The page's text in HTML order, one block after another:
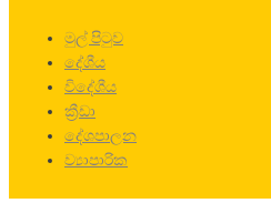
මුල් පිටුව
දේශීය
විදේශීය
ක්‍රීඩා
දේශපාලන
ව්‍යාපාරික